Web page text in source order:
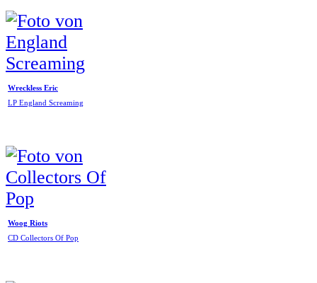
Wreckless Eric
LP England Screaming
Woog Riots
CD Collectors Of Pop